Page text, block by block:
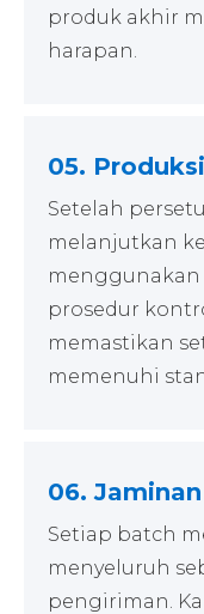
produk akhir
harapan.
05.
Setelah
melanjutkan
prosedur
memastikan
memenuhi
06.
Setiap batch
menyeluruh
pengiriman.